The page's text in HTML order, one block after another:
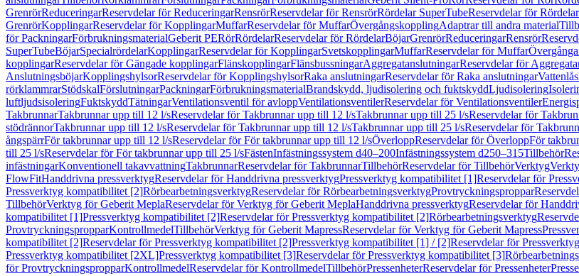
GrenrörReduceringarReservdelar för ReduceringarRensrörReservdelar för RensrörRördelar SuperTubeReservdelar för
GrenrörKopplingarReservdelar för KopplingarMuffarReservdelar för MuffarÖvergångskopplingAdaptrar till andra material
för PackningarFörbrukningsmaterialGeberit PERörRördelarReservdelar för RördelarBöjarGrenrörReduceringarRensrör
SuperTubeBöjarSpecialrördelarKopplingarReservdelar för KopplingarSvetskopplingarMuffarReservdelar för Muffar
kopplingarReservdelar för Gängade kopplingarFlänskopplingarFlänsbussningarAggregatanslutningarReservdelar för
AnslutningsböjarKopplingshylsorReservdelar för KopplingshylsorRaka anslutningarReservdelar för Raka anslutningarVattenlås
rörklammrarStödskalFörslutningarPackningarFörbrukningsmaterialBrandskydd, ljudisolering och fuktskyddLjudisolering
luftljudsisoleringFuktskyddTätningarVentilationsventil för avloppVentilationsventilerReservdelar för Ventilationsventiler
TakbrunnarTakbrunnar upp till 12 l/sReservdelar för Takbrunnar upp till 12 l/sTakbrunnar upp till 25 l/sReservdelar för
stödrännorTakbrunnar upp till 12 l/sReservdelar för Takbrunnar upp till 12 l/sTakbrunnar upp till 25 l/sReservdelar för
ångspärrFör takbrunnar upp till 12 l/sReservdelar för För takbrunnar upp till 12 l/sÖverloppReservdelar för ÖverloppFör
till 25 l/sReservdelar för För takbrunnar upp till 25 l/sFästenInfästningssystem d40–200Infästningssystem d250–315Tillbehör
infästningarKonventionell takavvattningTakbrunnarReservdelar för TakbrunnarTillbehörReservdelar för TillbehörVerktyg
FlowFitHanddrivna pressverktygReservdelar för Handdrivna pressverktygPressverktyg kompatibilitet [1]Reservdelar för
Pressverktyg kompatibilitet [2]RörbearbetningsverktygReservdelar för RörbearbetningsverktygProvtryckningsproppar
TillbehörVerktyg för Geberit MeplaReservdelar för Verktyg för Geberit MeplaHanddrivna pressverktygReservdelar för
kompatibilitet [1]Pressverktyg kompatibilitet [2]Reservdelar för Pressverktyg kompatibilitet [2]Rörbearbetningsverktyg
ProvtryckningspropparKontrollmedelTillbehörVerktyg för Geberit MapressReservdelar för Verktyg för Geberit Mapress
kompatibilitet [2]Reservdelar för Pressverktyg kompatibilitet [2]Pressverktyg kompatibilitet [1] / [2]Reservdelar för
Pressverktyg kompatibilitet [2XL]Pressverktyg kompatibilitet [3]Reservdelar för Pressverktyg kompatibilitet [3]
för ProvtryckningspropparKontrollmedelReservdelar för KontrollmedelTillbehörPressenheterReservdelar för Pressenheter